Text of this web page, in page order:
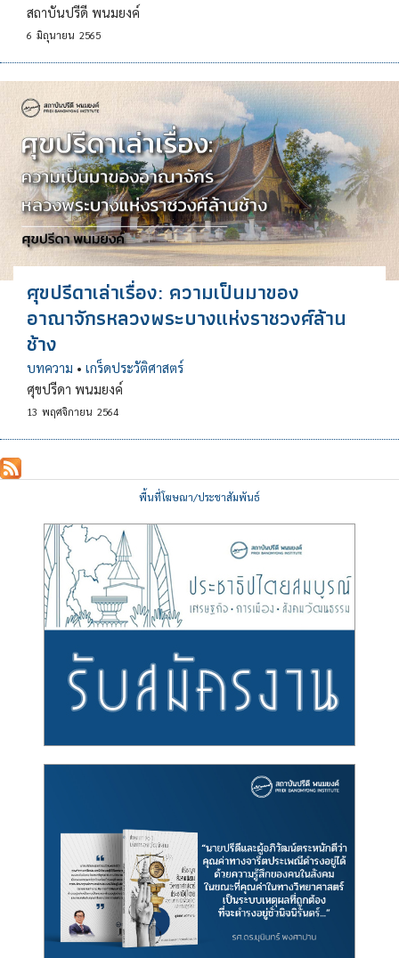
สถาบันปรีดี พนมยงค์
6 มิถุนายน 2565
ศุขปรีดาเล่าเรื่อง: ความเป็นมาของ
อาณาจักรหลวงพระบางแห่งราชวงศ์ล้าน
ช้าง
บทความ • เกร็ดประวัติศาสตร์
ศุขปรีดา พนมยงค์
13 พฤศจิกายน 2564
พื้นที่โฆษณา/ประชาสัมพันธ์